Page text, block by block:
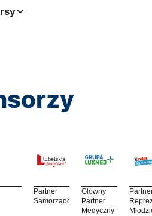
Partner
Samorządowy
Główny
Partner
Medyczny